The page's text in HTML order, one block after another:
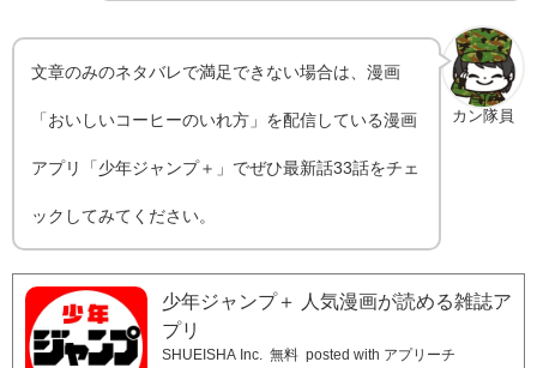
カン隊員
文章のみのネタバレで満足できない場合は、漫画
「おいしいコーヒーのいれ方」を配信している漫画
アプリ「少年ジャンプ＋」でぜひ最新話33話をチェ
ックしてみてください。
少年ジャンプ＋ 人気漫画が読める雑誌ア
プリ
SHUEISHA Inc. 無料 posted with アプリーチ